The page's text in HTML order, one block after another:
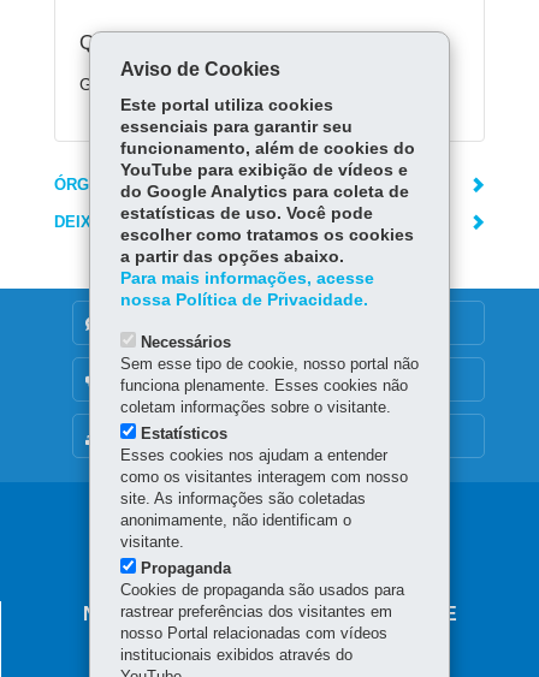
Quanto custa:
Gratuito
ÓRGÃO RESPONSÁVEL
DEIXE SUA OPINIÃO
MAPA DO SITE
OUVIDORIA
Navegação
principal
NÚCLEO REGIONAL DE EDUCAÇÃO DE
GUARAPUAVA
Aviso de Cookies
Este portal utiliza cookies
essenciais para garantir seu
funcionamento, além de cookies do
YouTube para exibição de vídeos e
do Google Analytics para coleta de
estatísticas de uso. Você pode
escolher como tratamos os cookies
a partir das opções abaixo.
Para mais informações, acesse
nossa Política de Privacidade.
Necessários
Sem esse tipo de cookie, nosso portal não
funciona plenamente. Esses cookies não
coletam informações sobre o visitante.
Estatísticos
Esses cookies nos ajudam a entender
como os visitantes interagem com nosso
site. As informações são coletadas
anonimamente, não identificam o
visitante.
Propaganda
Cookies de propaganda são usados para
rastrear preferências dos visitantes em
nosso Portal relacionadas com vídeos
institucionais exibidos através do